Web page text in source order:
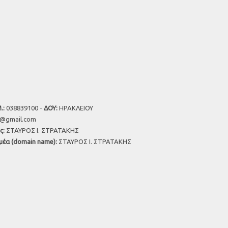
038839100 - ΔΟΥ: ΗΡΑΚΛΕΙΟΥ
ΣΤΑΥΡΟΣ Ι. ΣΤΡΑΤΑΚΗΣ
(domain name): ΣΤΑΥΡΟΣ Ι. ΣΤΡΑΤΑΚΗΣ